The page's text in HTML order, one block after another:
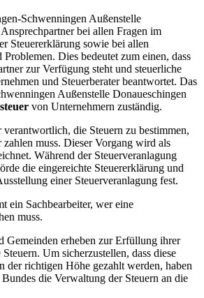
Schwenningen Außenstelle
bei allen Fragen im
Steuererklärung sowie bei allen
Problemen. Dies bedeutet zum einen, dass
zur Verfügung steht und steuerliche
und Steuerberater beantwortet. Das
Außenstelle Donaueschingen
von Unternehmern zuständig.
die Steuern zu bestimmen,
muss. Dieser Vorgang wird als
Während der Steuerveranlagung
die eingereichte Steuererklärung und
einer Steuerveranlagung fest.
ein Sachbearbeiter, wer eine
muss.
Gemeinden erheben zur Erfüllung ihrer
Um sicherzustellen, dass diese
der richtigen Höhe gezahlt werden, haben
die Verwaltung der Steuern an die